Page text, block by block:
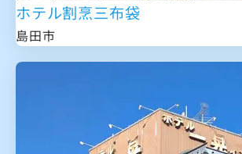
ホテル割烹三布袋
島田市